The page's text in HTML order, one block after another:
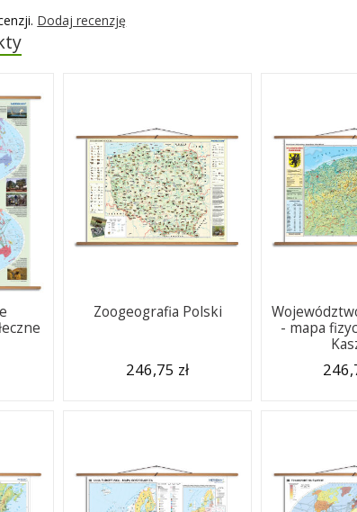
Dodaj recenzję
Zoogeografia Polski
246,75 zł
- mapa